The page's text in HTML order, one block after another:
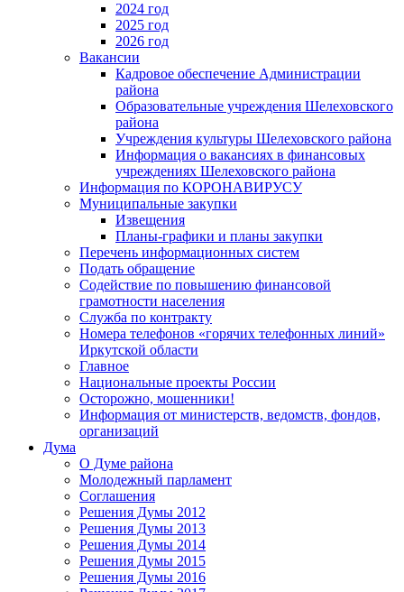
2024 год
2025 год
2026 год
Вакансии
Кадровое обеспечение Администрации
района
Образовательные учреждения Шелеховского
района
Учреждения культуры Шелеховского района
Информация о вакансиях в финансовых
учреждениях Шелеховского района
Информация по КОРОНАВИРУСУ
Муниципальные закупки
Извещения
Планы-графики и планы закупки
Перечень информационных систем
Подать обращение
Содействие по повышению финансовой
грамотности населения
Служба по контракту
Номера телефонов «горячих телефонных линий»
Иркутской области
Главное
Национальные проекты России
Осторожно, мошенники!
Информация от министерств, ведомств, фондов,
организаций
Дума
О Думе района
Молодежный парламент
Соглашения
Решения Думы 2012
Решения Думы 2013
Решения Думы 2014
Решения Думы 2015
Решения Думы 2016